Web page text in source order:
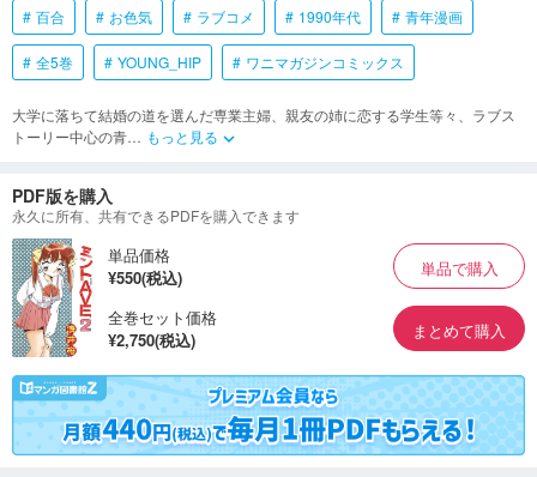
百合 お色気 ラブコメ 1990年代 青年漫画
全5巻 YOUNG_HIP ワニマガジンコミックス
大学に落ちて結婚の道を選んだ専業主婦、親友の姉に恋する学生等々、ラブス
トーリー中心の青… もっと見る keyboard_arrow_down
PDF版を購入
永久に所有、共有できるPDFを購入できます
単品価格
¥550(税込)
単品で購入
全巻セット価格
¥2,750(税込)
まとめて購入